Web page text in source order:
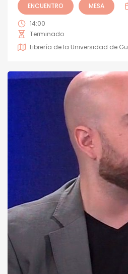
ENCUENTRO MESA
14:00
Terminado
Librería de la Universidad de